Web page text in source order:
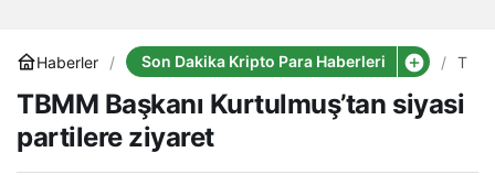
Haberler Son Dakika Kripto Para Haberleri
TBMM Başkanı Kurtulmuş’tan siyasi
partilere ziyaret